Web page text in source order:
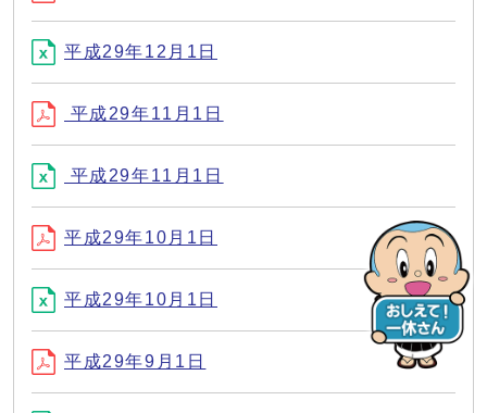
平成29年12月1日
平成29年11月1日
平成29年11月1日
平成29年10月1日
平成29年10月1日
平成29年9月1日